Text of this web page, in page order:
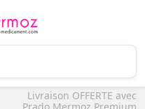
Livraison OFFERTE avec